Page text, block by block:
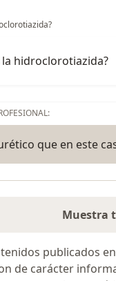
la hidroclorotiazida?
que en este
Muestra
publicados
de carácter